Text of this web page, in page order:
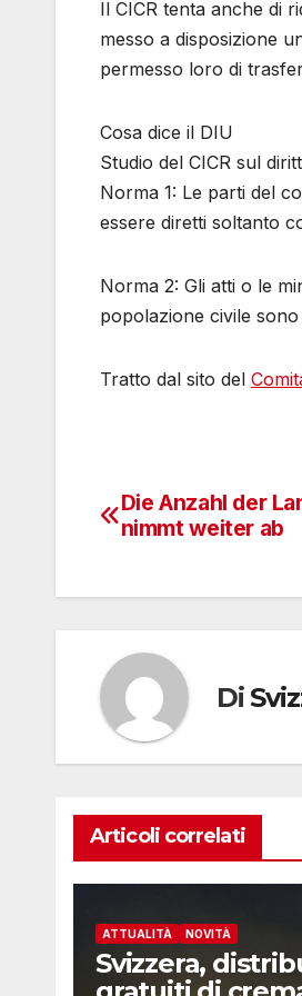
Il CICR tenta anche di
messo a disposizione
permesso loro di
Cosa dice il DIU
Studio del CICR sul
Norma 1: Le parti del
essere diretti soltanto
Norma 2: Gli atti o le
popolazione civile sono
Tratto dal sito del
Die Anzahl der
nimmt weiter ab
Di
Articoli correlati
ATTUALITÀ NOVITÀ
Svizzera,